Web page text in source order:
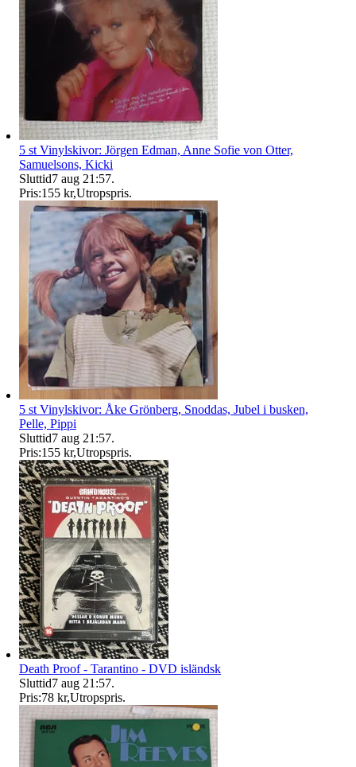
5 st Vinylskivor: Jörgen Edman, Anne Sofie von Otter,
Samuelsons, Kicki
Sluttid7 aug 21:57.
Pris:155 kr,Utropspris.
5 st Vinylskivor: Åke Grönberg, Snoddas, Jubel i busken,
Pelle, Pippi
Sluttid7 aug 21:57.
Pris:155 kr,Utropspris.
Death Proof - Tarantino - DVD isländsk
Sluttid7 aug 21:57.
Pris:78 kr,Utropspris.